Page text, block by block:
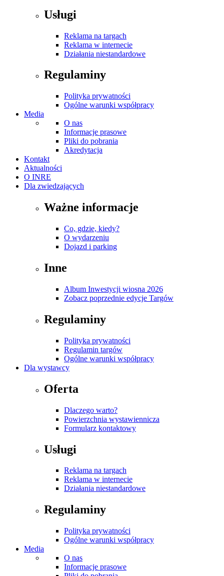
Usługi
Reklama na targach
Reklama w internecie
Działania niestandardowe
Regulaminy
Polityka prywatności
Ogólne warunki współpracy
Media
O nas
Informacje prasowe
Pliki do pobrania
Akredytacja
Kontakt
Aktualności
O INRE
Dla zwiedzających
Ważne informacje
Co, gdzie, kiedy?
O wydarzeniu
Dojazd i parking
Inne
Album Inwestycji wiosna 2026
Zobacz poprzednie edycje Targów
Regulaminy
Polityka prywatności
Regulamin targów
Ogólne warunki współpracy
Dla wystawcy
Oferta
Dlaczego warto?
Powierzchnia wystawiennicza
Formularz kontaktowy
Usługi
Reklama na targach
Reklama w internecie
Działania niestandardowe
Regulaminy
Polityka prywatności
Ogólne warunki współpracy
Media
O nas
Informacje prasowe